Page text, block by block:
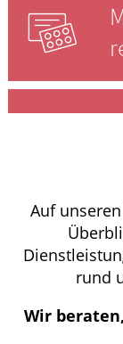
Auf
rund
Wir